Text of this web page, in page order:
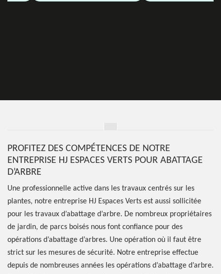
PROFITEZ DES COMPÉTENCES DE NOTRE
ENTREPRISE HJ ESPACES VERTS POUR ABATTAGE
D’ARBRE
Une professionnelle active dans les travaux centrés sur les
plantes, notre entreprise HJ Espaces Verts est aussi sollicitée
pour les travaux d’abattage d’arbre. De nombreux propriétaires
de jardin, de parcs boisés nous font confiance pour des
opérations d’abattage d’arbres. Une opération où il faut être
strict sur les mesures de sécurité. Notre entreprise effectue
depuis de nombreuses années les opérations d’abattage d’arbre.